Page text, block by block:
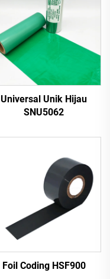
Universal Unik Hijau
SNU5062
Foil Coding HSF900